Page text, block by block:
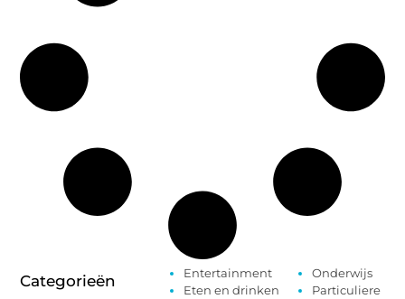
Categorieën
Entertainment
Eten en drinken
Onderwijs
Particuliere